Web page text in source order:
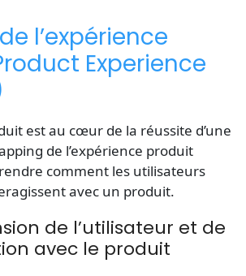
l’expérience
Experience
est au cœur de la réussite d’une
de l’expérience produit
comment les utilisateurs
avec un produit.
de l’utilisateur et de
avec le produit